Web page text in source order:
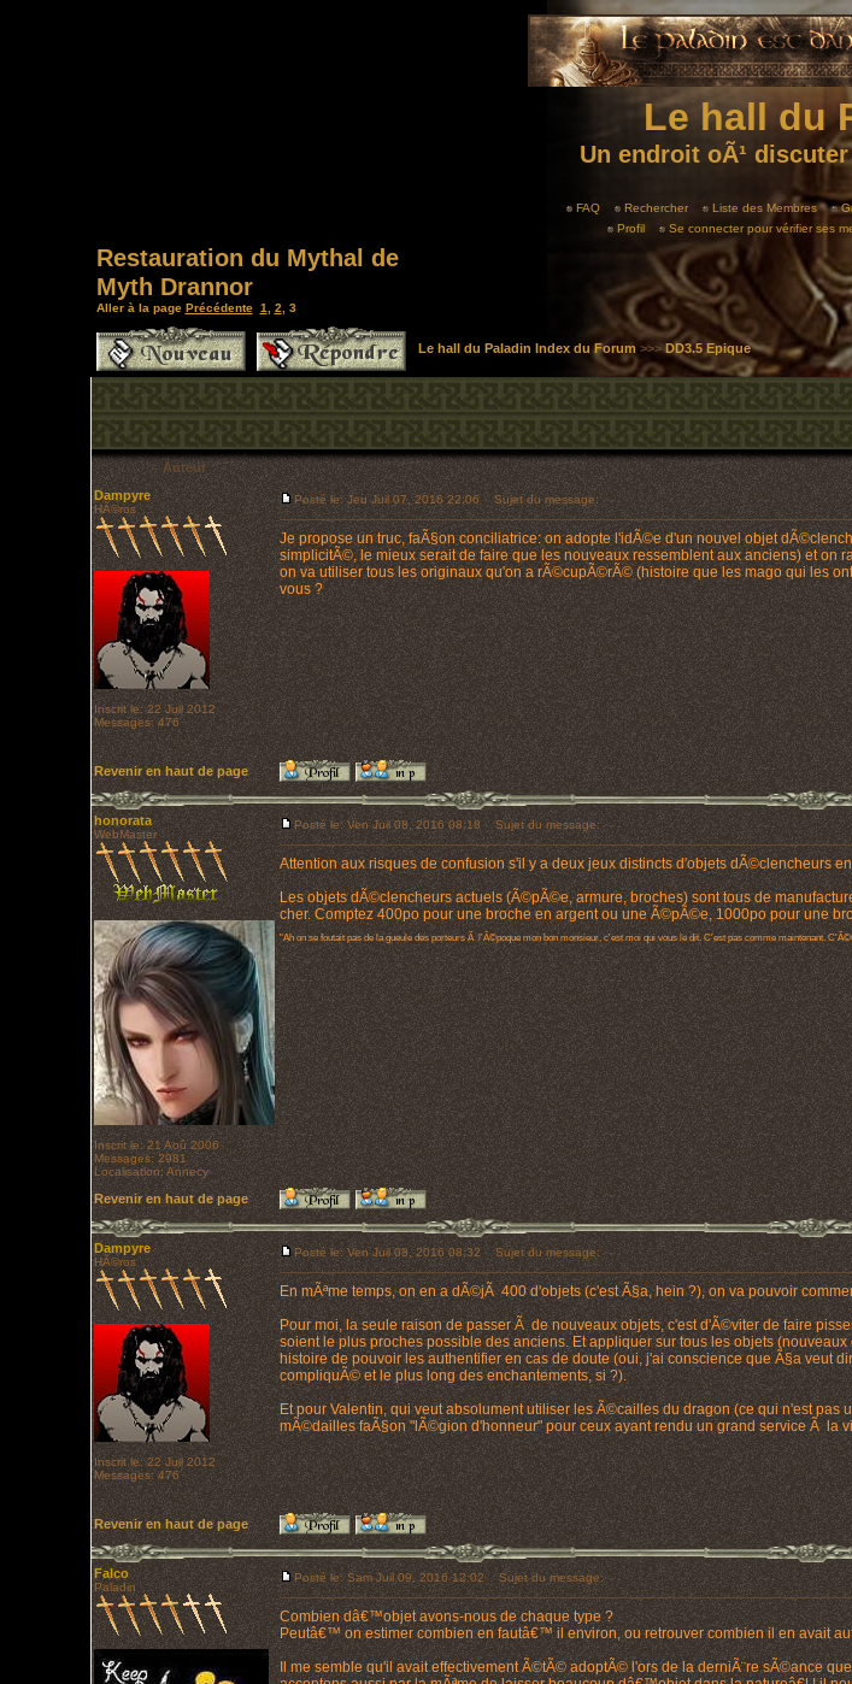
Le hall du
Un endroit oÃ¹
FAQ Rechercher Liste des Membres
Profil
Se connecter pour vérifier ses
Restauration du Mythal de
Myth Drannor
Aller à la page Précédente 1 2 3
Le hall du Paladin Index du Forum >>>DD3.5 Epique
Auteur
Dampyre
HÃ©ros
Inscrit le: 22 Juil 2012
Messages: 476
Posté le: Jeu Juil 07, 2016 22:06 Sujet du message:
Je propose un truc, faÃ§on conciliatrice: on adopte l'idÃ©e d'un nouvel objet
simplicitÃ©, le mieux serait de faire que les nouveaux ressemblent aux anciens) et on
on va utiliser tous les originaux qu'on a rÃ©cupÃ©rÃ© (histoire que les mago qui les
vous ?
Revenir en haut de page
honorata
WebMaster
Inscrit le: 21 Aoû 2006
Messages: 2981
Localisation: Annecy
Posté le: Ven Juil 08, 2016 08:18 Sujet du message:
Attention aux risques de confusion s'il y a deux jeux distincts d'objets dÃ©clencheurs
Les objets dÃ©clencheurs actuels (Ã©pÃ©e, armure, broches) sont tous de
cher. Comptez 400po pour une broche en argent ou une Ã©pÃ©e, 1000po pour une
"Ah on se foutait pas de la gueule des porteurs Ã l'Ã©poque mon bon monsieur, c'est moi qui vous le dit. C'est pas comme maintenant.
Revenir en haut de page
Dampyre
HÃ©ros
Inscrit le: 22 Juil 2012
Messages: 476
Posté le: Ven Juil 08, 2016 08:32 Sujet du message:
En mÃªme temps, on en a dÃ©jÃ 400 d'objets (c'est Ã§a, hein ?), on va pouvoir
Pour moi, la seule raison de passer Ã de nouveaux objets, c'est d'Ã©viter de faire
soient le plus proches possible des anciens. Et appliquer sur tous les objets
histoire de pouvoir les authentifier en cas de doute (oui, j'ai conscience que Ã§a veut
compliquÃ© et le plus long des enchantements, si ?).
Et pour Valentin, qui veut absolument utiliser les Ã©cailles du dragon (ce qui n'est
mÃ©dailles faÃ§on "lÃ©gion d'honneur" pour ceux ayant rendu un grand service Ã la
Revenir en haut de page
Falco
Paladin
Posté le: Sam Juil 09, 2016 12:02 Sujet du message:
Combien dâ€™objet avons-nous de chaque type ?
Peutâ€™ on estimer combien en fautâ€™ il environ, ou retrouver combien il en avait
Il me semble qu'il avait effectivement Ã©tÃ© adoptÃ© l'ors de la derniÃ¨re sÃ©ance